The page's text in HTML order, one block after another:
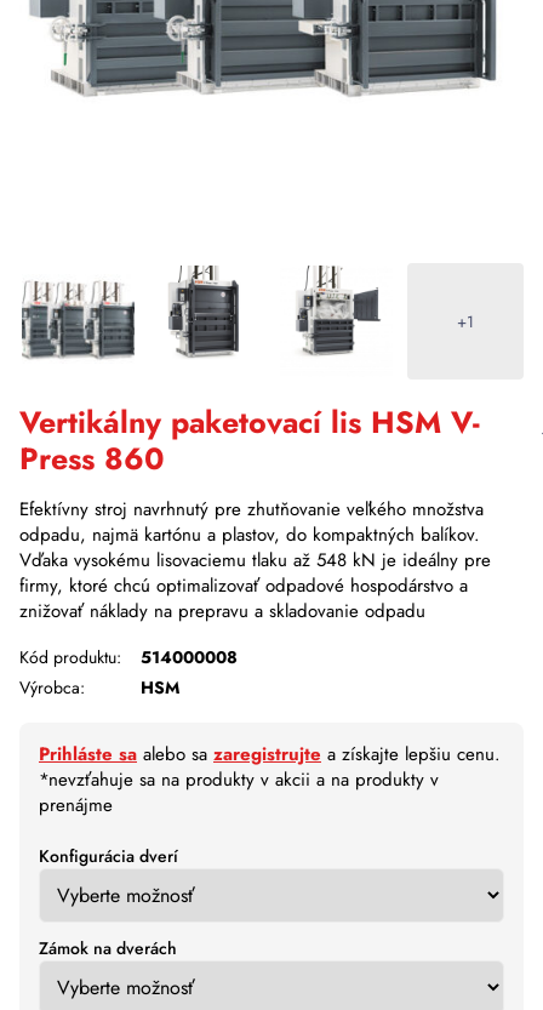
+1
Vertikálny paketovací lis HSM V-
Press 860
Efektívny stroj navrhnutý pre zhutňovanie veľkého množstva
odpadu, najmä kartónu a plastov, do kompaktných balíkov.
Vďaka vysokému lisovaciemu tlaku až 548 kN je ideálny pre
firmy, ktoré chcú optimalizovať odpadové hospodárstvo a
znižovať náklady na prepravu a skladovanie odpadu
Kód produktu:
514000008
Výrobca:
HSM
Prihláste sa alebo sa zaregistrujte a získajte lepšiu cenu.
*nevzťahuje sa na produkty v akcii a na produkty v
prenájme
Konfigurácia dverí
Zámok na dverách